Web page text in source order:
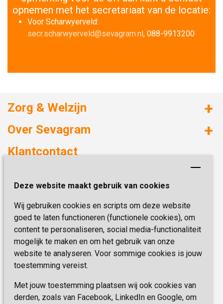
Deze website maakt gebruik van cookies
Wij gebruiken cookies en scripts om deze website
goed te laten functioneren (functionele cookies), om
content te personaliseren, social media-functionaliteit
mogelijk te maken en om het gebruik van onze
website te analyseren. Voor sommige cookies is jouw
toestemming vereist.
Met jouw toestemming plaatsen wij ook cookies van
derden, zoals van Facebook, LinkedIn en Google, om
opnemen met het secretariaat van de locatie:
Voor Scharwyerveld:
secr.scharwyerveld@sevagram.nl , 088-9913200
Zorg & Welzijn
Huizen met zorg
Onze specialiteiten
Over Sevagram
Duurzaamheid
Kwaliteit & Klantbeleving
Missie & Visie
Vastgoed
Innovatie
Klantcontact
6419 PB Heerlen
Telefoon:0900 777 4 777
E-mail:zorgbemiddeling@sevagram.nl
Schrijf je nu in!
Blijf op de hoogte van de laatste activiteiten en
nieuwtjes met onze nieuwsbrief